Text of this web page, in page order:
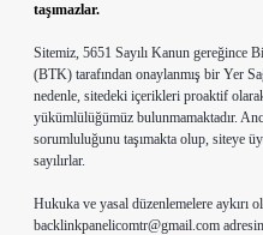
taşımazlar.
Sitemiz, 5651 Sayılı Kanun
(BTK) tarafından onaylanmış bir Yer
nedenle, sitedeki içerikleri proaktif
yükümlülüğümüz bulunmamaktadır.
sorumluluğunu taşımakta olup, siteye
sayılırlar.
Hukuka ve yasal düzenlemelere aykırı
backlinkpanelicomtr@gmail.com